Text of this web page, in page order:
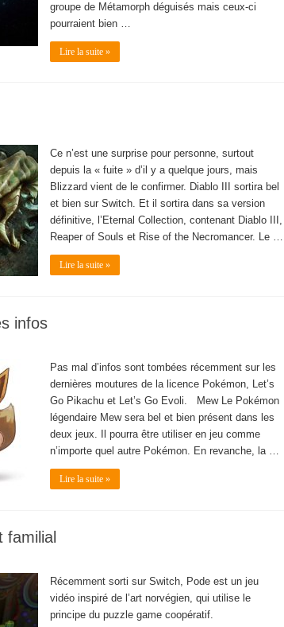
groupe de Métamorph déguisés mais ceux-ci
pourraient bien …
Lire la suite »
Ce n’est une surprise pour personne, surtout
depuis la « fuite » d’il y a quelque jours, mais
Blizzard vient de le confirmer. Diablo III sortira bel
et bien sur Switch. Et il sortira dans sa version
définitive, l’Eternal Collection, contenant Diablo III,
Reaper of Souls et Rise of the Necromancer. Le …
Lire la suite »
infos
Pas mal d’infos sont tombées récemment sur les
dernières moutures de la licence Pokémon, Let’s
Go Pikachu et Let’s Go Evoli. Mew Le Pokémon
légendaire Mew sera bel et bien présent dans les
deux jeux. Il pourra être utiliser en jeu comme
n’importe quel autre Pokémon. En revanche, la …
Lire la suite »
familial
Récemment sorti sur Switch, Pode est un jeu
vidéo inspiré de l’art norvégien, qui utilise le
principe du puzzle game coopératif.